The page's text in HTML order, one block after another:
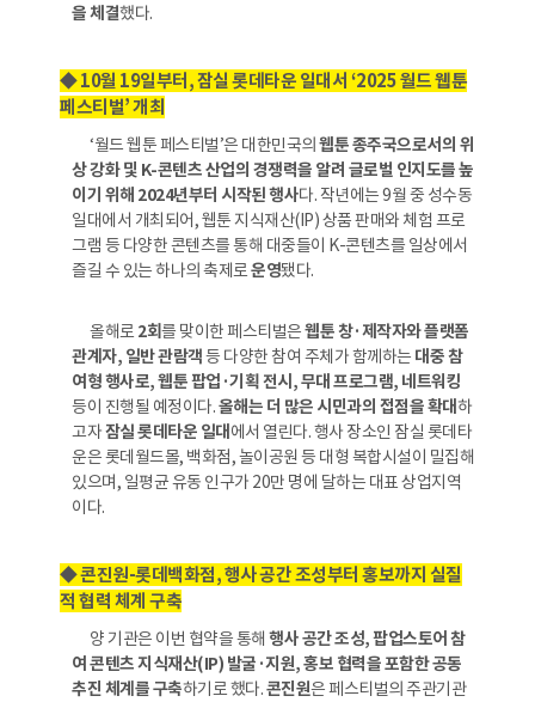
을 체결했다.
◆ 10월 19일부터, 잠실 롯데타운 일대서 ‘2025 월드 웹툰
페스티벌’ 개최
‘월드 웹툰 페스티벌’은 대한민국의웹툰 종주국으로서의 위
상 강화 및 K-콘텐츠 산업의 경쟁력을 알려 글로벌 인지도를 높
이기 위해 2024년부터 시작된 행사다. 작년에는 9월 중 성수동
일대에서 개최되어, 웹툰 지식재산(IP) 상품 판매와 체험 프로
그램 등 다양한 콘텐츠를 통해 대중들이 K-콘텐츠를 일상에서
즐길 수 있는 하나의 축제로운영됐다.
올해로 2회를 맞이한 페스티벌은웹툰 창·제작자와 플랫폼
관계자, 일반 관람객등 다양한 참여 주체가 함께하는 대중 참
여형 행사로, 웹툰 팝업·기획 전시, 무대 프로그램, 네트워킹
등이 진행될 예정이다.올해는 더 많은 시민과의 접점을 확대하
고자잠실 롯데타운 일대 에서 열린다. 행사 장소인 잠실 롯데타
운은 롯데월드몰, 백화점, 놀이공원 등 대형 복합시설이 밀집해
있으며, 일평균 유동 인구가 20만 명에 달하는 대표 상업지역
이다.
◆ 콘진원-롯데백화점, 행사 공간 조성부터 홍보까지 실질
적 협력 체계 구축
양 기관은 이번 협약을 통해 행사 공간 조성, 팝업스토어 참
여 콘텐츠 지식재산(IP) 발굴·지원, 홍보 협력을 포함한 공동
추진 체계를 구축하기로 했다.콘진원은 페스티벌의 주관기관